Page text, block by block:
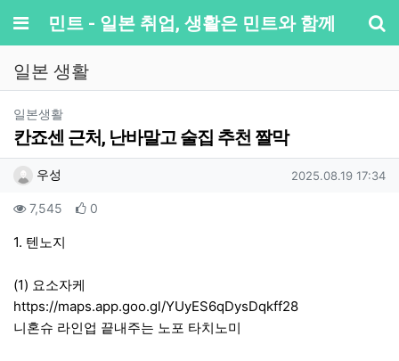
메뉴민트 - 일본 취업, 생활은 민트와 함께
일본 생활
일본생활분류
칸죠센 근처, 난바말고 술집 추천 짤막
작성자 정보
우성 작성일
2025.08.19 17:34
컨텐츠 정보
7,545 조회 0
본문
1. 텐노지
(1) 요소자케
https://maps.app.goo.gl/YUyES6qDysDqkff28
니혼슈 라인업 끝내주는 노포 타치노미